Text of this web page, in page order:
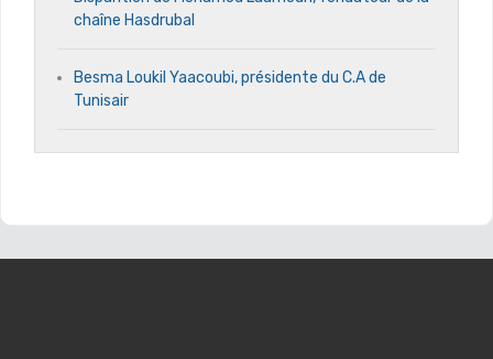
chaîne Hasdrubal
Besma Loukil Yaacoubi, présidente du C.A de
Tunisair